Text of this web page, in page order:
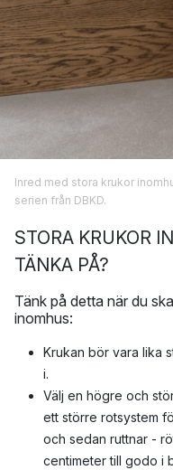
Inred med stora krukor
serien från DBKD.
STORA KRUKOR
TÄNKA PÅ?
Tänk på detta när du
inomhus:
Krukan bör vara lika
i.
Välj en högre och
ett större rotsystem
och sedan ruttnar -
centimeter till godo i